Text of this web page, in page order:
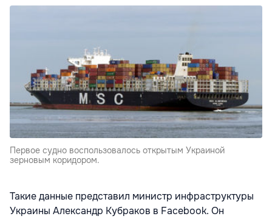
Первое судно воспользовалось открытым Украиной
зерновым коридором.
Такие данные представил министр инфраструктуры
Украины Александр Кубраков в Facebook. Он